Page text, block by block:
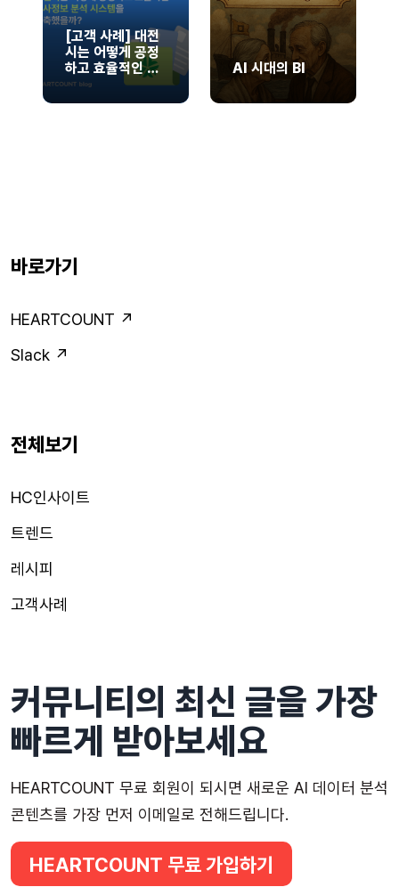
[고객 사례] 대전
시는 어떻게 공정
하고 효율적인 인
사정보 분석 시스
템을 구축했을까?
AI 시대의 BI
바로가기
HEARTCOUNT ↗
Slack ↗
전체보기
HC인사이트
트렌드
레시피
고객사례
커뮤니티의 최신 글을 가장
빠르게 받아보세요
HEARTCOUNT 무료 회원이 되시면 새로운 AI 데이터 분석
콘텐츠를 가장 먼저 이메일로 전해드립니다.
HEARTCOUNT 무료 가입하기